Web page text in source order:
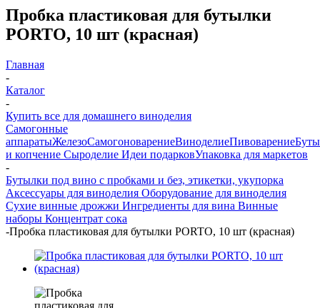
Пробка пластиковая для бутылки
PORTO, 10 шт (красная)
Главная
-
Каталог
-
Купить все для домашнего виноделия
Самогонные
аппаратыЖелезоСамогоноварениеВиноделиеПивоварение
и копчение Сыроделие Идеи подарковУпаковка для маркетов
-
Бутылки под вино с пробками и без, этикетки, укупорка
Аксессуары для виноделия Оборудование для виноделия
Сухие винные дрожжи Ингредиенты для вина Винные
наборы Концентрат сока
-Пробка пластиковая для бутылки PORTO, 10 шт (красная)